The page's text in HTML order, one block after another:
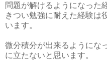
問題が解けるようになった
きつい勉強に耐えた経験は
います。
微分積分が出来るようにな
に立たないと思います。